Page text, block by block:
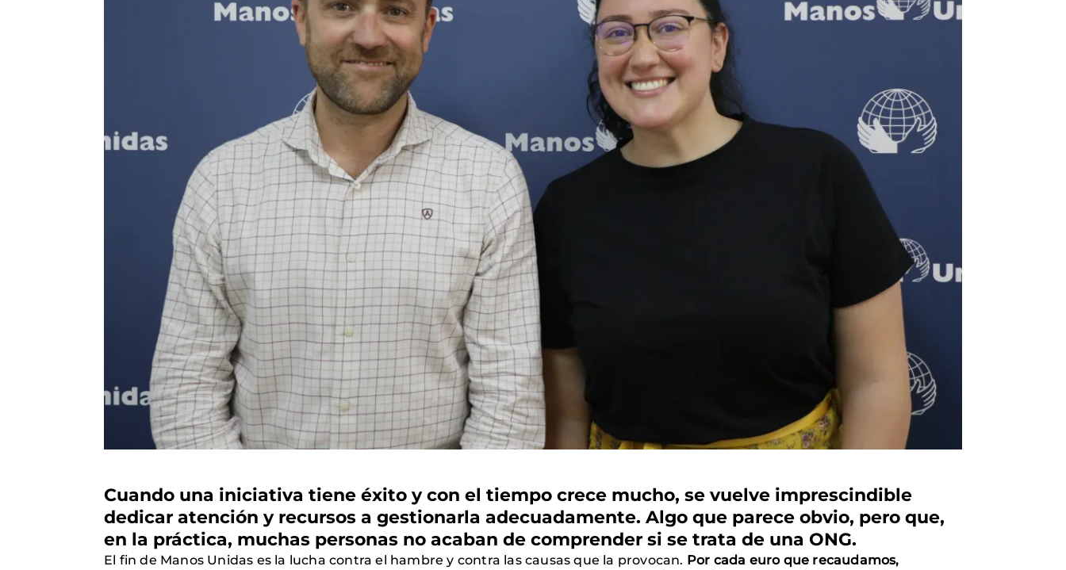
Cuando una iniciativa tiene éxito y con el tiempo crece mucho, se vuelve imprescindible
dedicar atención y recursos a gestionarla adecuadamente. Algo que parece obvio, pero que,
en la práctica, muchas personas no acaban de comprender si se trata de una ONG.
El fin de Manos Unidas es la lucha contra el hambre y contra las causas que la provocan. Por cada euro que recaudamos,